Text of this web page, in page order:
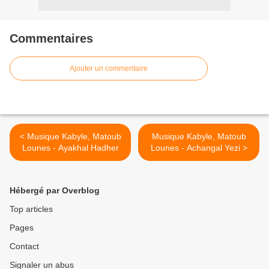
Commentaires
Ajouter un commentaire
< Musique Kabyle, Matoub
Lounes - Ayakhal Hadher
Musique Kabyle, Matoub
Lounes - Achangal Yezi >
Hébergé par Overblog
Top articles
Pages
Contact
Signaler un abus